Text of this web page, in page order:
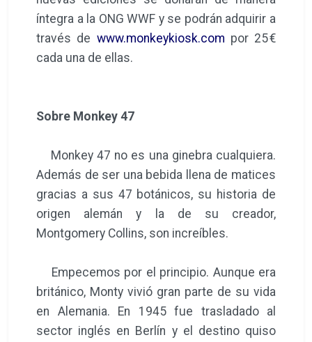
íntegra a la ONG WWF y se podrán adquirir a
través de www.monkeykiosk.com por 25 €
cada una de ellas.
Sobre Monkey 47
Monkey 47 no es una ginebra cualquiera.
Además de ser una bebida llena de matices
gracias a sus 47 botánicos, su historia de
origen alemán y la de su creador,
Montgomery Collins, son increíbles.
Empecemos por el principio. Aunque era
británico, Monty vivió gran parte de su vida
en Alemania. En 1945 fue trasladado al
sector inglés en Berlín y el destino quiso